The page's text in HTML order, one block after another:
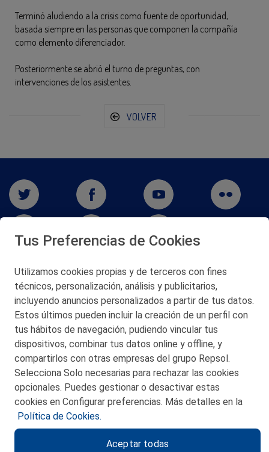
Terminó aludiendo a la crisis como fuente de oportunidad,
basada siempre en las personas que componen la compañía
como elemento diferenciador.
Posteriormente se abrió el turno de preguntas, con
intervenciones de los asistentes.
VOLVER
San Martín 5-Edificio Muñatones,
48550 Muskiz (Bizkaia)
Telf. 946 357 000
© 2026 Petronor S.A.
CONTACTO
POLITICA DE PRIVACIDAD
Tus Preferencias de Cookies
Utilizamos cookies propias y de terceros con fines
técnicos, personalización, análisis y publicitarios,
incluyendo anuncios personalizados a partir de tus datos.
Estos últimos pueden incluir la creación de un perfil con
tus hábitos de navegación, pudiendo vincular tus
dispositivos, combinar tus datos online y offline, y
compartirlos con otras empresas del grupo Repsol.
Selecciona Solo necesarias para rechazar las cookies
opcionales. Puedes gestionar o desactivar estas
cookies en Configurar preferencias. Más detalles en la
Política de Cookies.
Aceptar todas